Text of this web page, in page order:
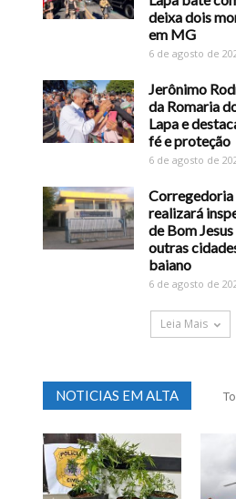
deixa dois
em MG
6 de agosto de
Jerônimo
da Romaria
Lapa e
fé e proteção
6 de agosto de
Corregedoria
realizará
de Bom
outras
baiano
6 de agosto de
Leia Mais
NOTICIAS EM ALTA